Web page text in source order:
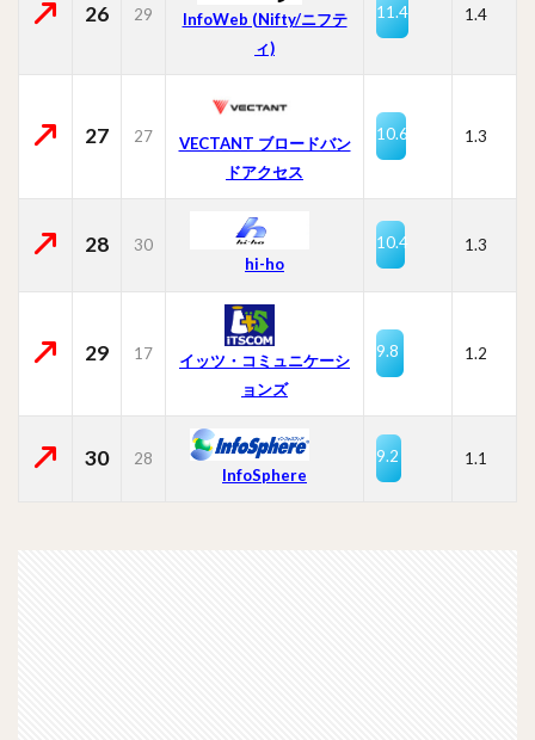
26 29
InfoWeb (Nifty/ニフテ
ィ)
11.4 1.4
27 27
VECTANT ブロードバン
ドアクセス
10.6 1.3
28
30
hi-ho
10.4 1.3
29 17
イッツ・コミュニケーシ
ョンズ
9.8 1.2
30
28
InfoSphere
9.2 1.1